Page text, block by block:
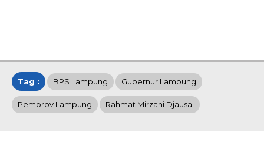
Tag : BPS Lampung Gubernur Lampung
Pemprov Lampung Rahmat Mirzani Djausal